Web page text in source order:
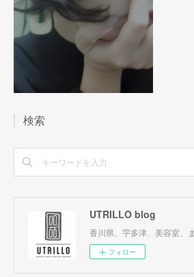
検索
UTRILLO blog
香川県、宇多津、美容室、
フォロー